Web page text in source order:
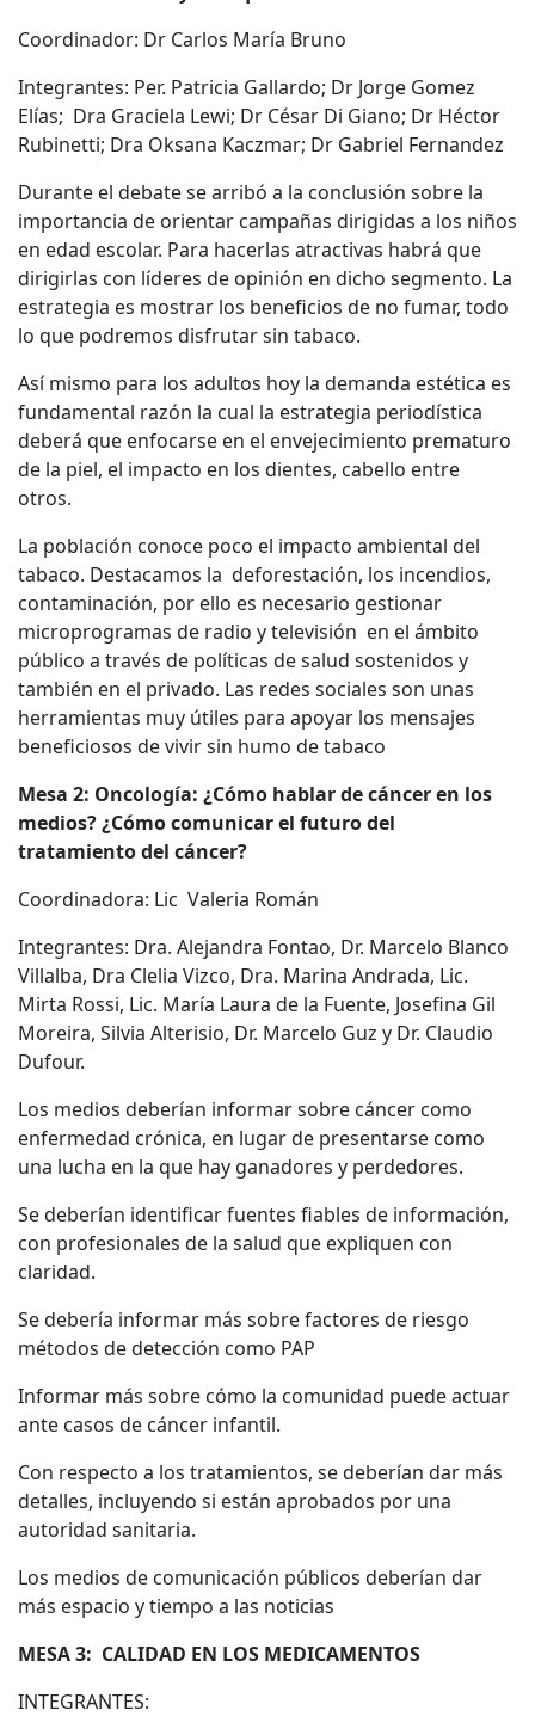
Coordinador: Dr Carlos María Bruno
Integrantes: Per. Patricia Gallardo; Dr Jorge Gomez
Elías; Dra Graciela Lewi; Dr César Di Giano; Dr Héctor
Rubinetti; Dra Oksana Kaczmar; Dr Gabriel Fernandez
Durante el debate se arribó a la conclusión sobre la
importancia de orientar campañas dirigidas a los niños
en edad escolar. Para hacerlas atractivas habrá que
dirigirlas con líderes de opinión en dicho segmento. La
estrategia es mostrar los beneficios de no fumar, todo
lo que podremos disfrutar sin tabaco.
Así mismo para los adultos hoy la demanda estética es
fundamental razón la cual la estrategia periodística
deberá que enfocarse en el envejecimiento prematuro
de la piel, el impacto en los dientes, cabello entre
otros.
La población conoce poco el impacto ambiental del
tabaco. Destacamos la deforestación, los incendios,
contaminación, por ello es necesario gestionar
microprogramas de radio y televisión en el ámbito
público a través de políticas de salud sostenidos y
también en el privado. Las redes sociales son unas
herramientas muy útiles para apoyar los mensajes
beneficiosos de vivir sin humo de tabaco
Mesa 2: Oncología: ¿Cómo hablar de cáncer en los
medios? ¿Cómo comunicar el futuro del
tratamiento del cáncer?
Coordinadora: Lic Valeria Román
Integrantes: Dra. Alejandra Fontao, Dr. Marcelo Blanco
Villalba, Dra Clelia Vizco, Dra. Marina Andrada, Lic.
Mirta Rossi, Lic. María Laura de la Fuente, Josefina Gil
Moreira, Silvia Alterisio, Dr. Marcelo Guz y Dr. Claudio
Dufour.
Los medios deberían informar sobre cáncer como
enfermedad crónica, en lugar de presentarse como
una lucha en la que hay ganadores y perdedores.
Se deberían identificar fuentes fiables de información,
con profesionales de la salud que expliquen con
claridad.
Se debería informar más sobre factores de riesgo
métodos de detección como PAP
Informar más sobre cómo la comunidad puede actuar
ante casos de cáncer infantil.
Con respecto a los tratamientos, se deberían dar más
detalles, incluyendo si están aprobados por una
autoridad sanitaria.
Los medios de comunicación públicos deberían dar
más espacio y tiempo a las noticias
MESA 3: CALIDAD EN LOS MEDICAMENTOS
INTEGRANTES: